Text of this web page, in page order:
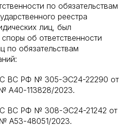
по обязательствам
реестра
лиц, был
об ответственности
по обязательствам
ВС РФ № 305-ЭС24-22290 от
А40-113828/2023.
ВС РФ № 308-ЭС24-21242 от
А53-48051/2023.